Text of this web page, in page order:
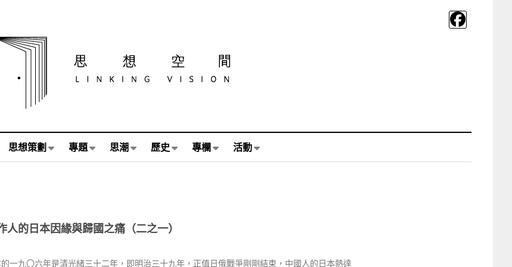
思想策劃 專題 思潮 歷史 專欄 活動
人的日本因緣與歸國之痛（二之一）
一九〇六年是清光緒三十二年，即明治三十九年，正值日俄戰爭剛剛結束，中國人的日本熱達